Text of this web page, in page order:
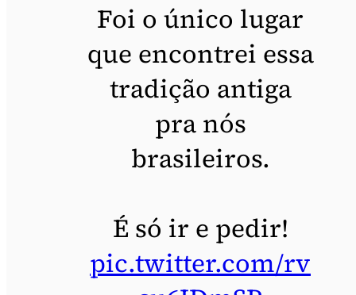
Foi o único lugar
que encontrei essa
tradição antiga
pra nós
brasileiros.
É só ir e pedir!
pic.twitter.com/rv